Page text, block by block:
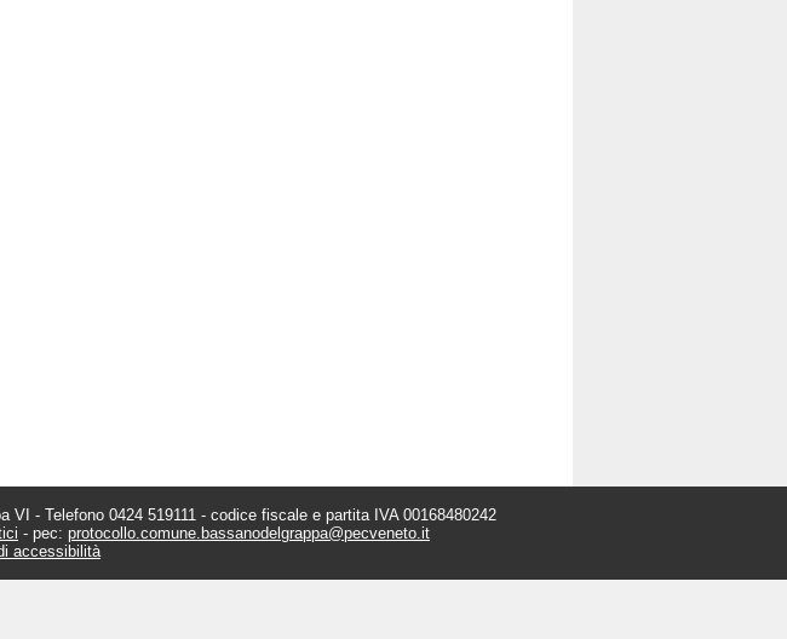
- Telefono 0424 519111 - codice fiscale e partita IVA 00168480242
- pec: protocollo.comune.bassanodelgrappa@pecveneto.it
accessibilità